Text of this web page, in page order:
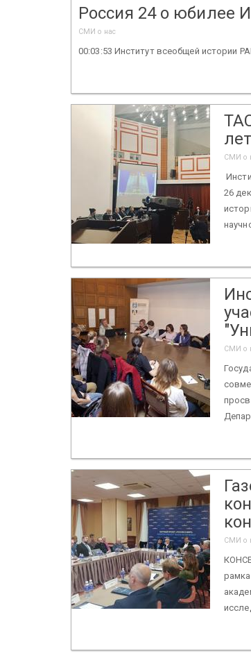
Россия 24 о юбилее
СМИ о нас
00:03:53 Институт всеобщей истории
СМИ о
26
СМИ о
СМИ о